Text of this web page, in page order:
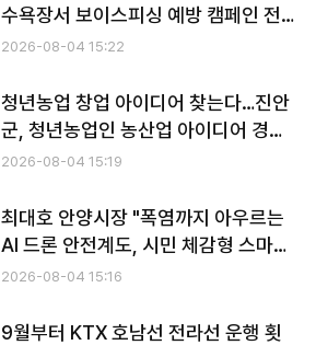
수욕장서 보이스피싱 예방 캠페인 전
개…여름철 피서지 치안 강화
2026-08-04 15:22
청년농업 창업 아이디어 찾는다…진안
군, 청년농업인 농산업 아이디어 경진
대회 개최
2026-08-04 15:19
최대호 안양시장 "폭염까지 아우르는
AI 드론 안전계도, 시민 체감형 스마트
행정"
2026-08-04 15:16
​​​​9월부터 KTX 호남선 전라선 운행 횟